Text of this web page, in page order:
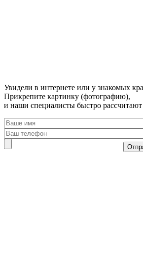
Увидели в интернете или у знакомых
Прикрепите картинку (фотографию),
и наши специалисты быстро